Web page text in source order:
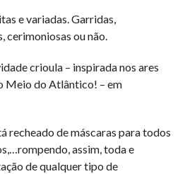
e variadas. Garridas,
cerimoniosas ou não.
crioula – inspirada nos ares
Meio do Atlântico! – em
recheado de máscaras para todos
assim, toda e
de qualquer tipo de